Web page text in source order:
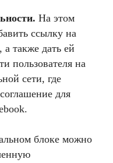
На этом
ссылку на
а также дать ей
пользователя на
сети, где
для
блоке можно